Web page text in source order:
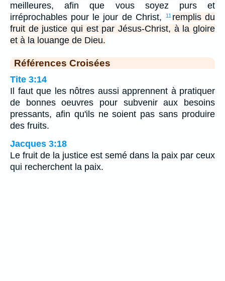
meilleures, afin que vous soyez purs et
irréprochables pour le jour de Christ,
11 remplis du
fruit de justice qui est par Jésus-Christ, à la gloire
et à la louange de Dieu.
Références Croisées
Tite 3:14
Il faut que les nôtres aussi apprennent à pratiquer
de bonnes oeuvres pour subvenir aux besoins
pressants, afin qu'ils ne soient pas sans produire
des fruits.
Jacques 3:18
Le fruit de la justice est semé dans la paix par ceux
qui recherchent la paix.